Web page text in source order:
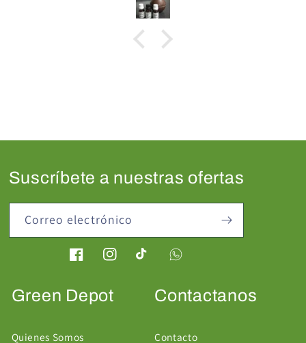
Suscríbete a nuestras ofertas
Correo electrónico
FacebookInstagramTikTok
Green Depot
Quienes Somos
Contactanos
Contacto